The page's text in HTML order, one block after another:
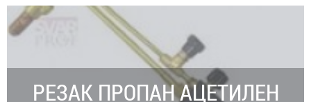
РЕЗАК ПРОПАН АЦЕТИЛЕН